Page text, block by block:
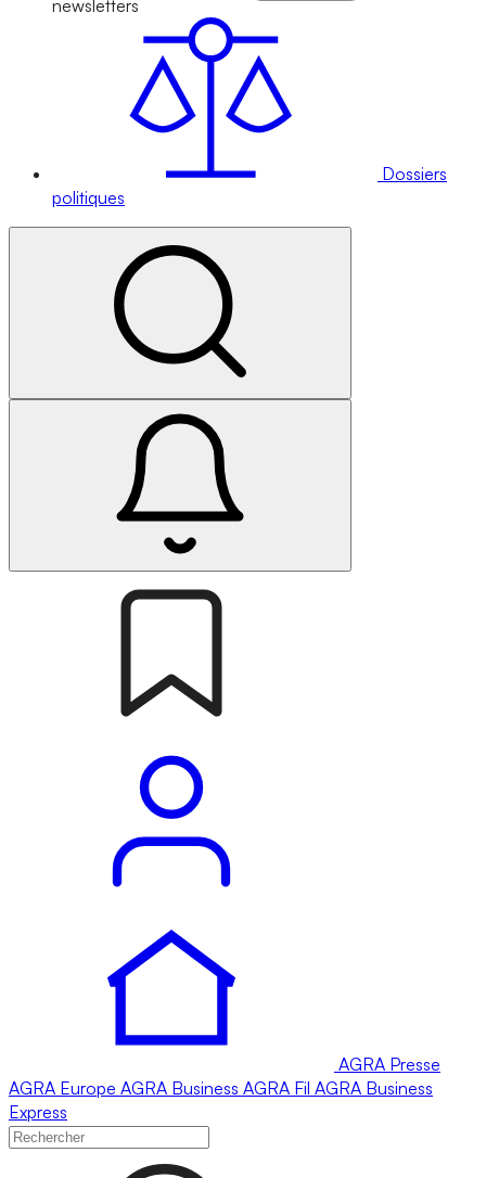
newsletters
Dossiers
politiques
AGRA Presse
AGRA Europe AGRA Business AGRA Fil AGRA Business
Express